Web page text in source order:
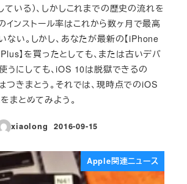
ている）、しかしこれまでの歴史の流れを
インストール率はこれから数ヶ月で最高
ない。しかし、あなたが最新の【iPhone
】を買ったとしても、または古いデバ
うにしても、iOS 10は脱獄できるの
つきまとう。それでは、現時点でのiOS
まとめてみよう。
xiaolong
投稿日
2016-09-15
Apple関連ニュース